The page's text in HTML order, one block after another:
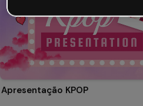
Apresentação KPOP